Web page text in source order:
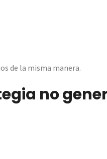
de la misma manera.
no